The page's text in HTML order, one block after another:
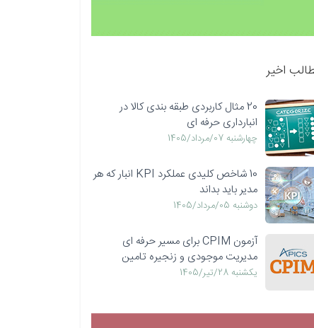
اخیر
20 مثال کاربردی طبقه بندی کالا در
انبارداری حرفه ای
چهارشنبه 07/مرداد/1405
10 شاخص کلیدی عملکرد KPI انبار که هر
مدیر باید بداند
دوشنبه 05/مرداد/1405
آزمون CPIM برای مسیر حرفه ای
مدیریت موجودی و زنجیره تامین
يكشنبه 28/تیر/1405